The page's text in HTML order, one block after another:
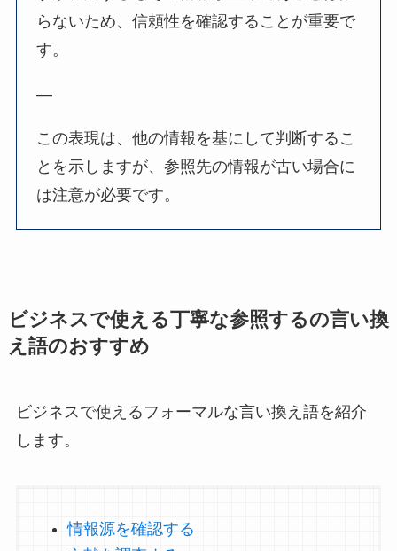
らないため、信頼性を確認することが重要で
す。
—
この表現は、他の情報を基にして判断するこ
とを示しますが、参照先の情報が古い場合に
は注意が必要です。
ビジネスで使える丁寧な参照するの言い換
え語のおすすめ
ビジネスで使えるフォーマルな言い換え語を紹介
します。
情報源を確認する